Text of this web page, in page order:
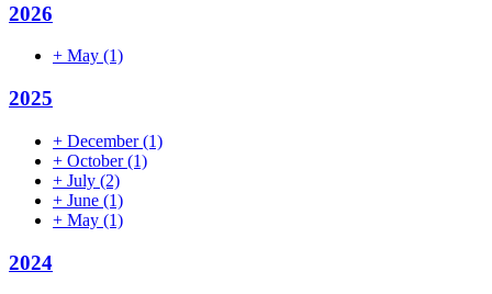
2026
+ May (1)
2025
+ December(1)
+ October(1)
+ July (2)
+ June (1)
+ May (1)
2024